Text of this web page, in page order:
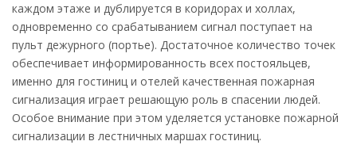
каждом этаже и дублируется в коридорах и холлах,
одновременно со срабатыванием сигнал поступает на
пульт дежурного (портье). Достаточное количество точек
обеспечивает информированность всех постояльцев,
именно для гостиниц и отелей качественная пожарная
сигнализация играет решающую роль в спасении людей.
Особое внимание при этом уделяется установке пожарной
сигнализации в лестничных маршах гостиниц.